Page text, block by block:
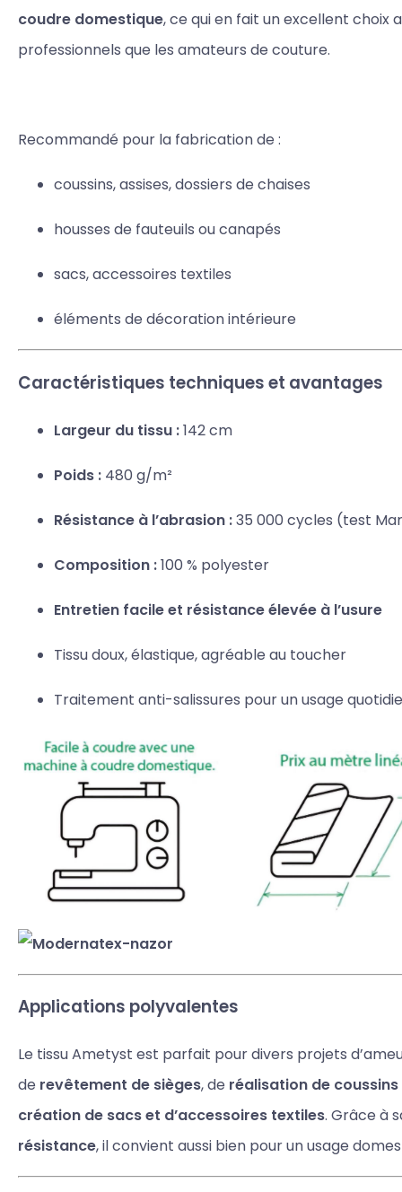
coudre domestique, ce qui en fait un excellent choix
professionnels que les amateurs de couture.
Recommandé pour la fabrication de :
coussins, assises, dossiers de chaises
housses de fauteuils ou canapés
sacs, accessoires textiles
éléments de décoration intérieure
Caractéristiques techniques et avantages
Largeur du tissu :142 cm
Poids : 480 g/m²
Résistance à l’abrasion :35 000 cycles (test
Composition :100 % polyester
Entretien facile et résistance élevée à l’usure
Tissu doux, élastique, agréable au toucher
Traitement anti-salissures pour un usage
Applications polyvalentes
Le tissu Ametyst est parfait pour divers projets
de revêtement de sièges, de réalisation de
création de sacs et d’accessoires textiles. Grâce à
résistance, il convient aussi bien pour un usage